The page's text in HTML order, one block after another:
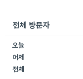
전체 방문자
오늘
어제
전체